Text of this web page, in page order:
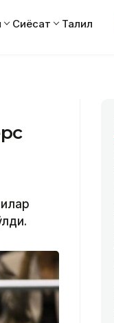
Сиёсат Таҳлил